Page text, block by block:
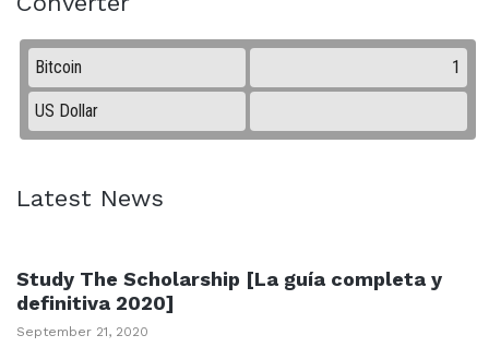
Latest News
Study The Scholarship [La guía completa y
definitiva 2020]
September 21, 2020